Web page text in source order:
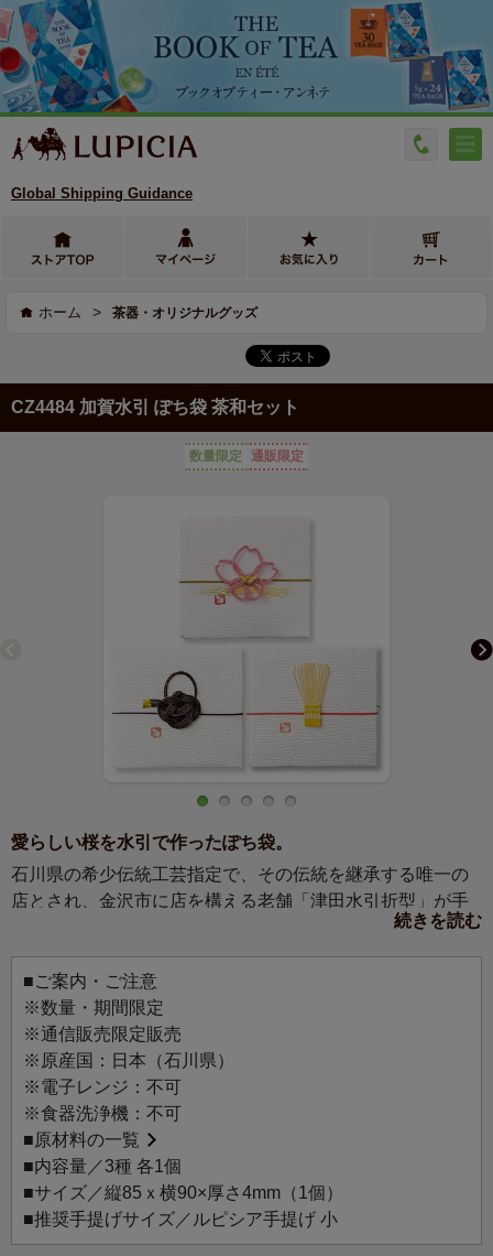
Global Shipping Guidance
ホーム > 茶器・オリジナルグッズ
CZ4484 加賀水引 ぽち袋 茶和セット
数量限定 通販限定
愛らしい桜を水引で作ったぽち袋。
石川県の希少伝統工芸指定で、その伝統を継承する唯一の
店とされ、金沢市に店を構える老舗「津田水引折型」が手
加賀水引とは、約100年前に初代・津田左右吉が、それまで
の平面的だった水引の包み方を立体的に、そして結び方を
造形的に発展させた「加賀水引細工」とその流派を指しま
す。この技法は水引の表現を芸術の域にまで高め、皇室献
上など数々の栄誉を受けたことで伝統工芸として確立し、
現在も「津田水引折型」として5代まで継承され、国内外に
広く伝わっています。
華やかな桜やルピシアデザイナーオリジナルデザインのお
茶道具のモチーフが、一本の細い水引から表現されている
とは思えない立体感で繊細に表現されています。小銭はも
ちろん、お札は二つ折りの状態で中に入れることができま
す。
続きを読む
■ご案内・ご注意
※数量・期間限定
※通信販売限定販売
※原産国：日本（石川県）
※電子レンジ：不可
※食器洗浄機：不可
■原材料の一覧
■内容量／3種 各1個
■サイズ／縦85ｘ横90×厚さ4mm（1個）
■推奨手提げサイズ／ルピシア手提げ 小